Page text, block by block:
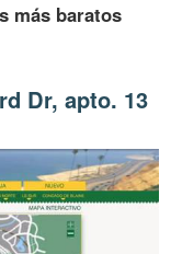
más baratos
Dr, apto. 13